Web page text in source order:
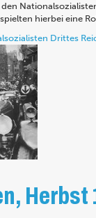
hierbei eine
Drittes
Herbst